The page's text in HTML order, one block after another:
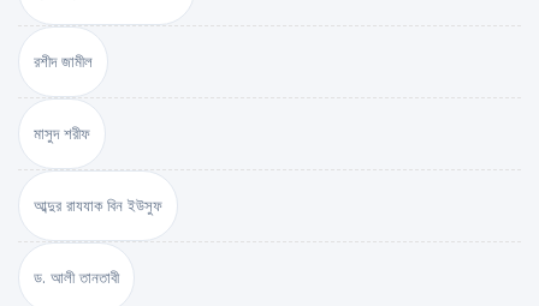
রশীদ জামীল
মাসুদ শরীফ
আব্দুর রাযযাক বিন ইউসুফ
ড. আলী তানতাবী